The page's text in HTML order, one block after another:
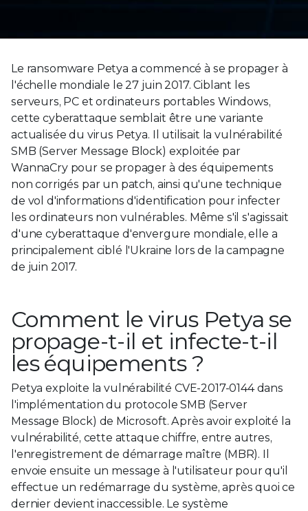
Le ransomware Petya a commencé à se propager à
l'échelle mondiale le 27 juin 2017. Ciblant les
serveurs, PC et ordinateurs portables Windows,
cette cyberattaque semblait être une variante
actualisée du virus Petya. Il utilisait la vulnérabilité
SMB (Server Message Block) exploitée par
WannaCry pour se propager à des équipements
non corrigés par un patch, ainsi qu'une technique
de vol d'informations d'identification pour infecter
les ordinateurs non vulnérables. Même s'il s'agissait
d'une cyberattaque d'envergure mondiale, elle a
principalement ciblé l'Ukraine lors de la campagne
de juin 2017.
Comment le virus Petya se
propage-t-il et infecte-t-il
les équipements ?
Petya exploite la vulnérabilité CVE-2017-0144 dans
l'implémentation du protocole SMB (Server
Message Block) de Microsoft. Après avoir exploité la
vulnérabilité, cette attaque chiffre, entre autres,
l'enregistrement de démarrage maître (MBR). Il
envoie ensuite un message à l'utilisateur pour qu'il
effectue un redémarrage du système, après quoi ce
dernier devient inaccessible. Le système